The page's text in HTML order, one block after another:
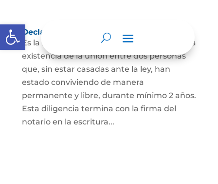
Abrir barra de herramientas
Declaración de Unión Marital de Hecho
Es la manifestación ante juez o notario de la
existencia de la unión entre dos personas
que, sin estar casadas ante la ley, han
estado conviviendo de manera
permanente y libre, durante mínimo 2 años.
Esta diligencia termina con la firma del
notario en la escritura...